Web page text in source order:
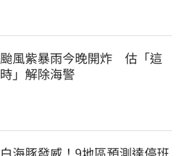
颱風紫暴雨今晚開炸　估「這
時」解除海警
白海豚發威！9地區預測達停班